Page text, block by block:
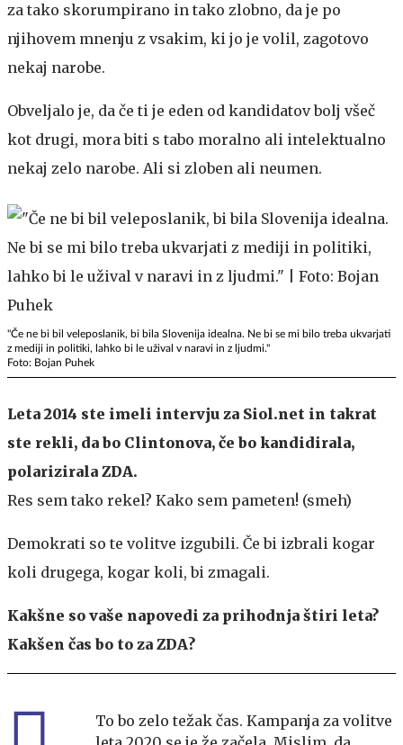
za tako skorumpirano in tako zlobno, da je po
njihovem mnenju z vsakim, ki jo je volil, zagotovo
nekaj narobe.
Obveljalo je, da če ti je eden od kandidatov bolj všeč
kot drugi, mora biti s tabo moralno ali intelektualno
nekaj zelo narobe. Ali si zloben ali neumen.
"Če ne bi bil veleposlanik, bi bila Slovenija idealna. Ne bi se mi bilo treba ukvarjati
z mediji in politiki, lahko bi le užival v naravi in z ljudmi."
Foto: Bojan Puhek
Leta 2014 ste imeli intervju za Siol.net in takrat
ste rekli, da bo Clintonova, če bo kandidirala,
polarizirala ZDA.
Res sem tako rekel? Kako sem pameten! (smeh)
Demokrati so te volitve izgubili. Če bi izbrali kogar
koli drugega, kogar koli, bi zmagali.
Kakšne so vaše napovedi za prihodnja štiri leta?
Kakšen čas bo to za ZDA?
To bo zelo težak čas. Kampanja za volitve